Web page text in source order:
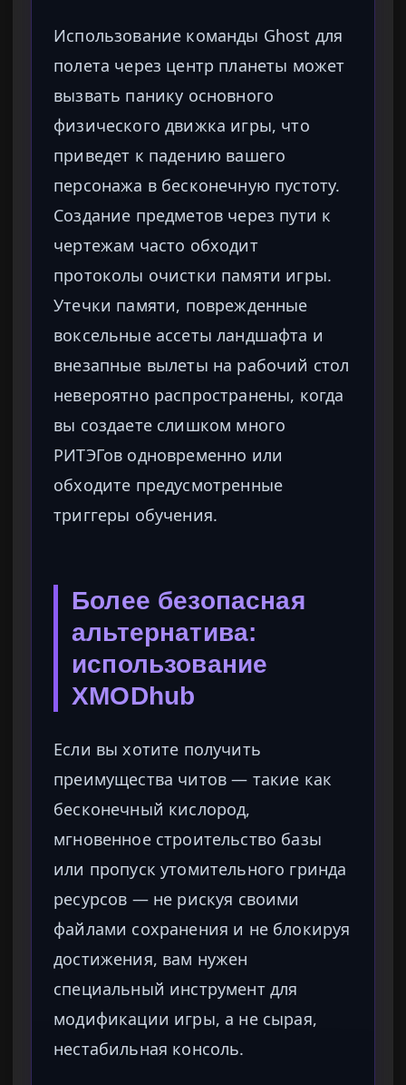
Использование команды Ghost для
полета через центр планеты может
вызвать панику основного
физического движка игры, что
приведет к падению вашего
персонажа в бесконечную пустоту.
Создание предметов через пути к
чертежам часто обходит
протоколы очистки памяти игры.
Утечки памяти, поврежденные
воксельные ассеты ландшафта и
внезапные вылеты на рабочий стол
невероятно распространены, когда
вы создаете слишком много
РИТЭГов одновременно или
обходите предусмотренные
триггеры обучения.
Более безопасная
альтернатива:
использование
XMODhub
Если вы хотите получить
преимущества читов — такие как
бесконечный кислород,
мгновенное строительство базы
или пропуск утомительного гринда
ресурсов — не рискуя своими
файлами сохранения и не блокируя
достижения, вам нужен
специальный инструмент для
модификации игры, а не сырая,
нестабильная консоль.